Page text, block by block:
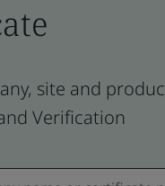
site and
Verification